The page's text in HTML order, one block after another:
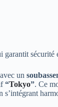
garantit sécurité
avec un
“Tokyo”. Ce